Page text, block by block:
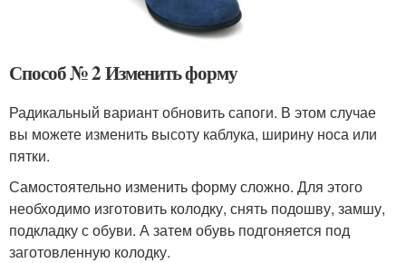
Способ № 2 Изменить форму
Радикальный вариант обновить сапоги. В этом случае
вы можете изменить высоту каблука, ширину носа или
пятки.
Самостоятельно изменить форму сложно. Для этого
необходимо изготовить колодку, снять подошву, замшу,
подкладку с обуви. А затем обувь подгоняется под
заготовленную колодку.